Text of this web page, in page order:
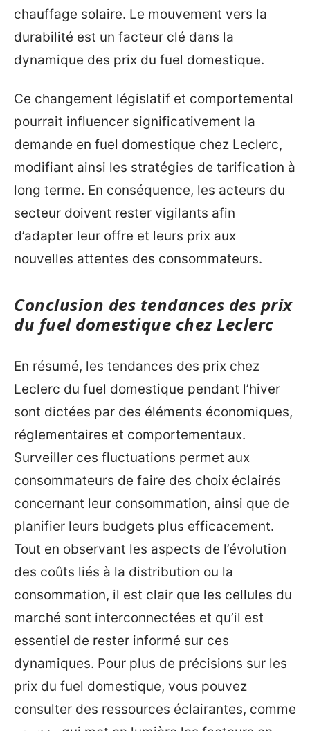
chauffage solaire. Le mouvement vers la
durabilité est un facteur clé dans la
dynamique des prix du fuel domestique.
Ce changement législatif et comportemental
pourrait influencer significativement la
demande en fuel domestique chez Leclerc,
modifiant ainsi les stratégies de tarification à
long terme. En conséquence, les acteurs du
secteur doivent rester vigilants afin
d’adapter leur offre et leurs prix aux
nouvelles attentes des consommateurs.
Conclusion des tendances des prix
du fuel domestique chez Leclerc
En résumé, les tendances des prix chez
Leclerc du fuel domestique pendant l’hiver
sont dictées par des éléments économiques,
réglementaires et comportementaux.
Surveiller ces fluctuations permet aux
consommateurs de faire des choix éclairés
concernant leur consommation, ainsi que de
planifier leurs budgets plus efficacement.
Tout en observant les aspects de l’évolution
des coûts liés à la distribution ou la
consommation, il est clair que les cellules du
marché sont interconnectées et qu’il est
essentiel de rester informé sur ces
dynamiques. Pour plus de précisions sur les
prix du fuel domestique, vous pouvez
consulter des ressources éclairantes, comme